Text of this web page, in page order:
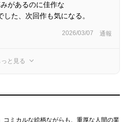
があるのに佳作な
た、次回作も気になる。
2026/03/07 通報
っと見る
コミカルな絵柄ながらも、重厚な人間の業